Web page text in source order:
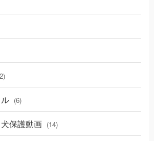
(6)
保護動画 (14)